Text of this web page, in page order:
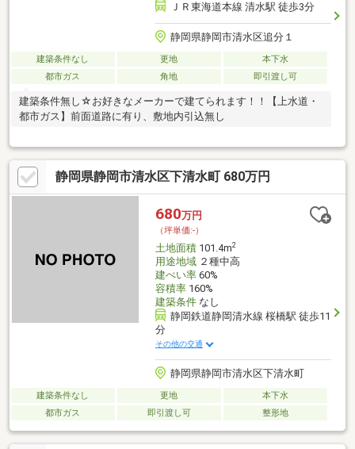
ＪＲ東海道本線 清水駅 徒歩3分
静岡県静岡市清水区追分１
建築条件なし 更地
本下水
都市ガス
角地 即引渡し可
建築条件無し☆お好きなメーカーで建てられます！！【上水道・
都市ガス】前面道路に有り、敷地内引込無し
静岡県静岡市清水区下清水町 680万円
680万円
（坪単価:-）
土地面積101.4m2
用途地域２種中高
建ぺい率60%
容積率160%
建築条件なし
静岡鉄道静岡清水線 桜橋駅 徒歩11
分
その他の交通
静岡県静岡市清水区下清水町
建築条件なし 更地
本下水
都市ガス
即引渡し可 整形地